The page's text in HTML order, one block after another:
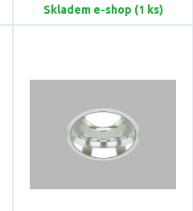
Skladem e-shop (1 ks)